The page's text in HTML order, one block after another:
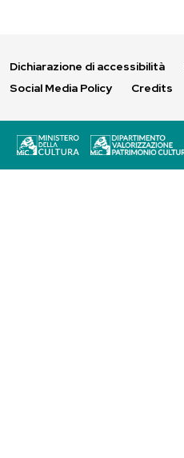
Dichiarazione di accessibilità
Social Media Policy
Credits